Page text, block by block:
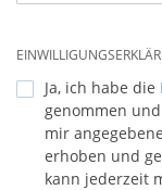
Ja, ich habe die
genommen
mir
erhoben und
kann jederzeit